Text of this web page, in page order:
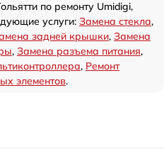
по ремонту Umidigi,
услуги: Замена стекла,
задней крышки, Замена
, Замена разъема питания,
, Ремонт
элементов.